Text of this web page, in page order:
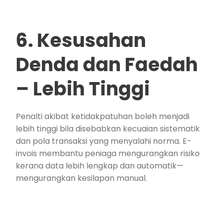
6. Kesusahan
Denda dan Faedah
– Lebih Tinggi
Penalti akibat ketidakpatuhan boleh menjadi
lebih tinggi bila disebabkan kecuaian sistematik
dan pola transaksi yang menyalahi norma. E-
invois membantu peniaga mengurangkan risiko
kerana data lebih lengkap dan automatik—
mengurangkan kesilapan manual.